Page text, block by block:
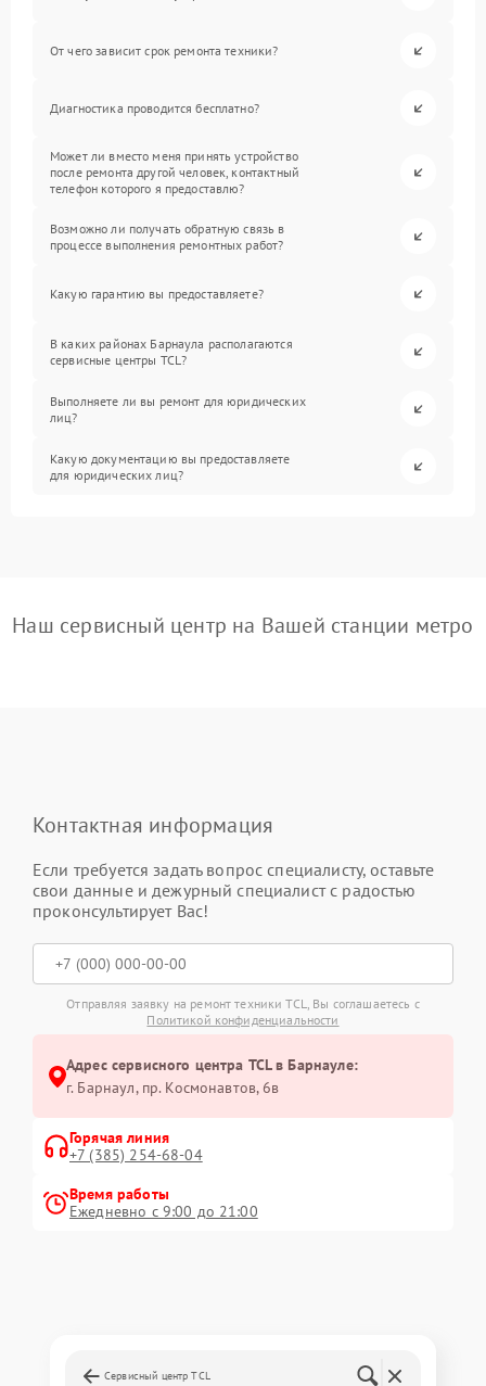
От чего зависит срок ремонта техники?
Диагностика проводится бесплатно?
Может ли вместо меня принять устройство
после ремонта другой человек, контактный
телефон которого я предоставлю?
Возможно ли получать обратную связь в
процессе выполнения ремонтных работ?
Какую гарантию вы предоставляете?
В каких районах Барнаула располагаются
сервисные центры TCL?
Выполняете ли вы ремонт для юридических
лиц?
Какую документацию вы предоставляете
для юридических лиц?
Наш сервисный центр на Вашей станции метро
Контактная информация
Если требуется задать вопрос специалисту, оставьте
свои данные и дежурный специалист с радостью
проконсультирует Вас!
Отправляя заявку на ремонт техники TCL, Вы соглашаетесь с
Политикой конфиденциальности
Адрес сервисного центра TCL в Барнауле:
г. Барнаул, ​пр. Космонавтов, 6в
Горячая линия
+7 (385) 254-68-04
Время работы
Ежедневно с 9:00 до 21:00
Сервисный центр TCL